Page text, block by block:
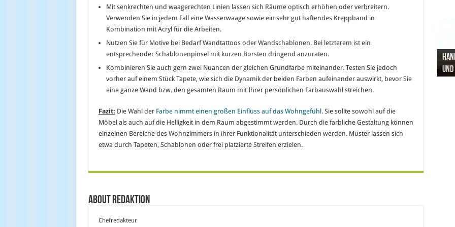
Mit senkrechten und waagerechten Linien lassen sich Räume optisch erhöhen oder verbreitern.
Verwenden Sie in jedem Fall eine Wasserwaage sowie ein sehr gut haftendes Kreppband in
Kombination mit Acryl für die Arbeiten.
Nutzen Sie für Motive bei Bedarf Wandtattoos oder Wandschablonen. Bei letzterem ist ein
entsprechender Schablonenpinsel mit kurzen Borsten dringend anzuraten.
Kombinieren Sie auch gern zwei Nuancen der gleichen Grundfarbe miteinander. Testen Sie jedoch
vorher auf einem Stück Tapete, wie sich die Dynamik der beiden Farben aufeinander auswirkt, bevor Sie
eine ganze Wand bzw. den gesamten Raum mit Ihrer persönlichen Farbauswahl streichen.
Fazit: Die Wahl der Farbe nimmt einen großen Einfluss auf das Wohngefühl. Sie sollte sowohl auf die
Möbel als auch auf die Helligkeit in dem Raum abgestimmt werden. Durch die farbliche Gestaltung können
einzelnen Bereiche des Wohnzimmers in ihrer Funktionalität unterschieden werden. Muster lassen sich
etwa durch Tapeten, Schablonen oder frei platzierte Streifen erzielen.
About Redaktion
Chefredakteur
Pro